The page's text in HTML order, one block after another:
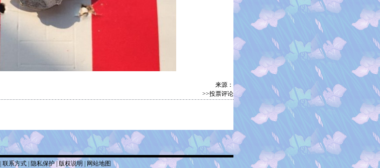
来源：
>>投票评论
联系方式 隐私保护| 版权说明 网站地图